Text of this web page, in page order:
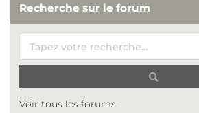
Recherche sur le forum
Voir tous les forums